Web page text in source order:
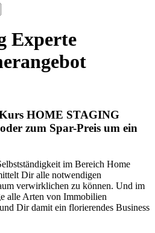
Experte
HOME STAGING
zum Spar-Preis um ein
im Bereich Home
Dir alle notwendigen
verwirklichen zu können. Und im
alle Arten von Immobilien
Dir damit ein florierendes Business